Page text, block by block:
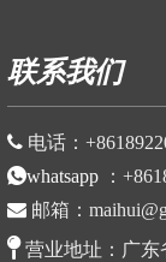
联系我们
 电话： +86
whatsapp
： +86
 邮箱：
 营业地址： 广东